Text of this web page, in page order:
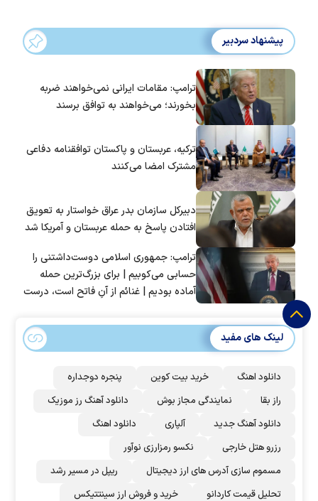
پیشنهاد سردبیر
ترامپ: مقامات ایرانی نمی‌خواهند ضربه
بخورند؛ می‌خواهند به توافق برسند
ترکیه، عربستان و پاکستان توافقنامه دفاعی
مشترک امضا می‌کنند
دبیرکل سازمان بدر عراق خواستار به تعویق
افتادن پاسخ به حمله عربستان و آمریکا شد
ترامپ: جمهوری اسلامی دوست‌داشتنی را
حسابی می‌کوبیم | برای بزرگ‌ترین حمله
آماده بودیم | غنائم از آنِ فاتح است، درست
لینک های مفید
دانلود اهنگ خرید بیت کوین
پنجره دوجداره
راز بقا
نمایندگی مجاز بوش
دانلود آهنگ رز‌ موزیک
دانلود آهنگ جدید
آلپاری
دانلود اهنگ
رزرو هتل خارجی
نکسو رمزارزی نوآور
مسموم سازی آدرس های ارز دیجیتال
ریپل در مسیر رشد
تحلیل قیمت کاردانو
خرید و فروش ارز سینتتیکس